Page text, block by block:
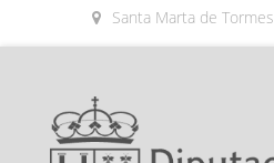
Santa Marta de Tormes